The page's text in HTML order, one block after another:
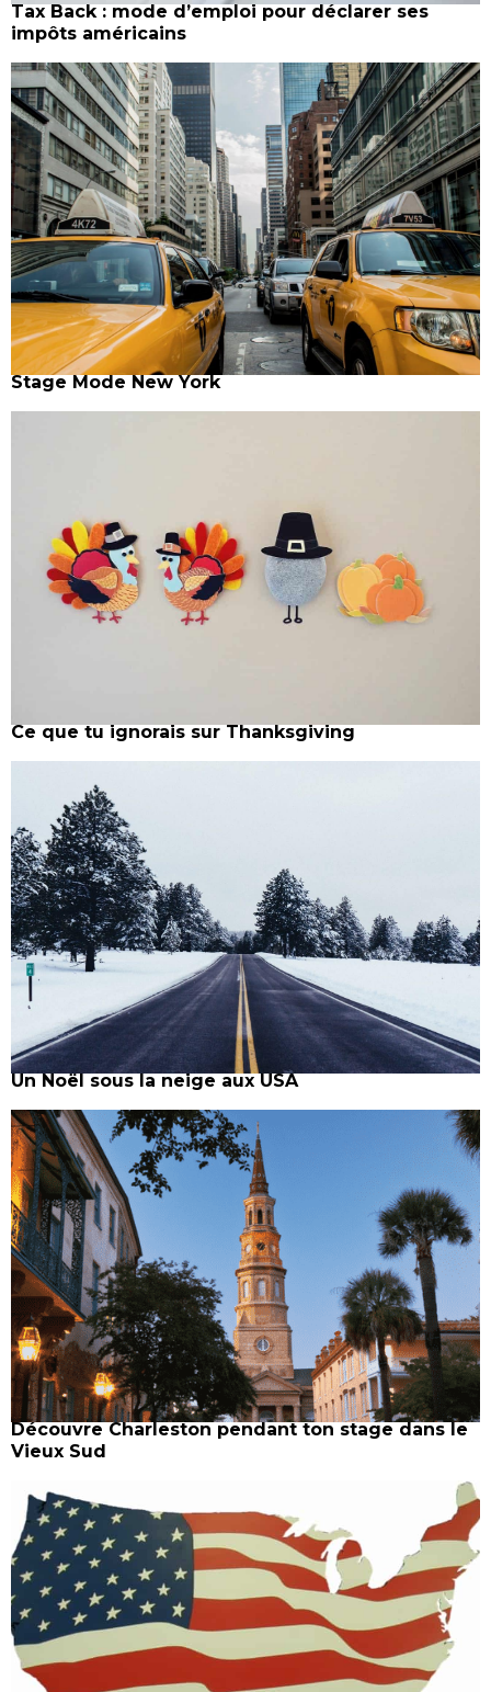
Tax Back : mode d’emploi pour déclarer ses
impôts américains
Stage Mode New York
Ce que tu ignorais sur Thanksgiving
Un Noël sous la neige aux USA
Découvre Charleston pendant ton stage dans le
Vieux Sud